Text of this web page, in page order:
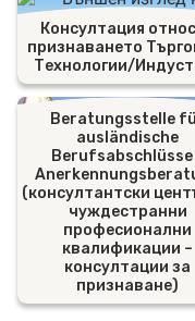
Консултация
признаването
Технологии/
Beratungsstelle
ausländische
Berufsabschlüsse
(консултантски
чуждестранни
професионални
квалификации –
консултации за
признаване)